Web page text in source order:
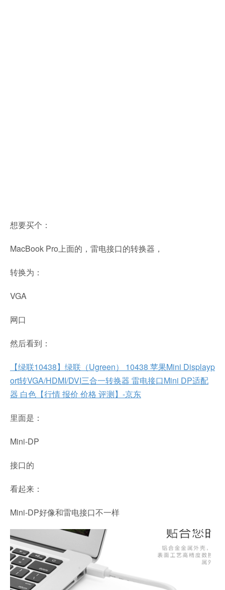
想要买个：
MacBook Pro上面的，雷电接口的转换器，
转换为：
VGA
网口
然后看到：
【绿联10438】绿联（Ugreen） 10438 苹果Mini Displayp
ort转VGA/HDMI/DVI三合一转换器 雷电接口Mini DP适配
器 白色【行情 报价 价格 评测】-京东
里面是：
Mini-DP
接口的
看起来：
Mini-DP好像和雷电接口不一样